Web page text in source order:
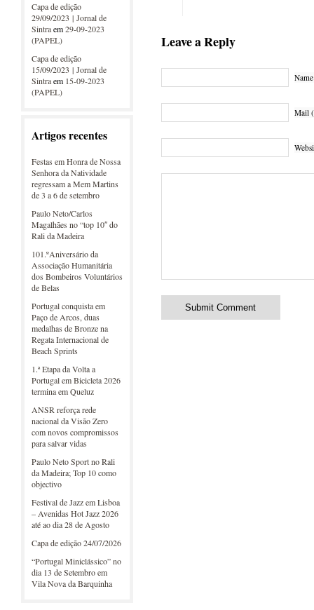
Capa de edição
29/09/2023 | Jornal de
Sintraem29-09-2023
(PAPEL)
Capa de edição
15/09/2023 | Jornal de
Sintraem 15-09-2023
(PAPEL)
Artigos recentes
Festas em Honra de Nossa
Senhora da Natividade
regressam a Mem Martins
de 3 a 6 de setembro
Paulo Neto/Carlos
Magalhães no “top 10″ do
Rali da Madeira
101.ºAniversário da
Associação Humanitária
dos Bombeiros Voluntários
de Belas
Portugal conquista em
Paço de Arcos, duas
medalhas de Bronze na
Regata Internacional de
Beach Sprints
1.ª Etapa da Volta a
Portugal em Bicicleta 2026
termina em Queluz
ANSR reforça rede
nacional da Visão Zero
com novos compromissos
para salvar vidas
Paulo Neto Sport no Rali
da Madeira; Top 10 como
objectivo
Festival de Jazz em Lisboa
– Avenidas Hot Jazz 2026
até ao dia 28 de Agosto
Capa de edição 24/07/2026
“Portugal Miniclássico” no
dia 13 de Setembro em
Vila Nova da Barquinha
Leave a Reply
Mail